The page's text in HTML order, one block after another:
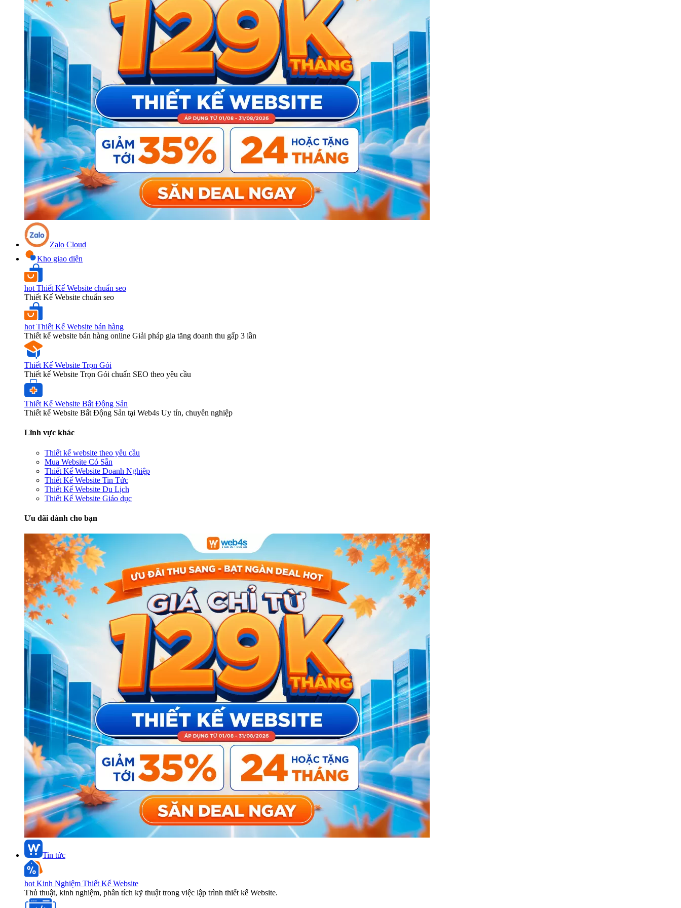
Zalo Cloud
Kho giao diện
hot Thiết Kế Website chuẩn seo
Thiết Kế Website chuẩn seo
hot Thiết Kế Website bán hàng
Thiết kế website bán hàng online Giải pháp gia tăng doanh thu gấp 3 lần
Thiết Kế Website Trọn Gói
Thiết kế Website Trọn Gói chuẩn SEO theo yêu cầu
Thiết Kế Website Bất Động Sản
Thiết kế Website Bất Động Sản tại Web4s Uy tín, chuyên nghiệp
Lĩnh vực khác
Thiết kế website theo yêu cầu
Mua Website Có Sẵn
Thiết Kế Website Doanh Nghiệp
Thiết Kế Website Tin Tức
Thiết Kế Website Du Lịch
Thiết Kế Website Giáo dục
Ưu đãi dành cho bạn
Tin tức
hot Kinh Nghiệm Thiết Kế Website
Thủ thuật, kinh nghiệm, phân tích kỹ thuật trong việc lập trình thiết kế Website.